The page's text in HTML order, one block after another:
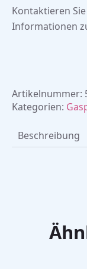
Kontaktieren
Informationen
Artikelnummer:
Kategorien:
Beschreibung